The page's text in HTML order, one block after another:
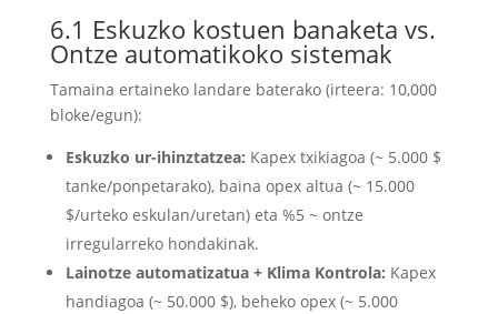
6.1 Eskuzko kostuen banaketa vs.
Ontze automatikoko sistemak
Tamaina ertaineko landare baterako (irteera: 10,000
bloke/egun):
Eskuzko ur-ihinztatzea: Kapex txikiagoa (~ 5.000 $
tanke/ponpetarako), baina opex altua (~ 15.000
$/urteko eskulan/uretan) eta %5 ~ ontze
irregularreko hondakinak.
Lainotze automatizatua + Klima Kontrola: Kapex
handiagoa (~ 50.000 $), beheko opex (~ 5.000